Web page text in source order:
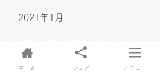
2021年1月
2020年12月
ホーム シェア メニュー